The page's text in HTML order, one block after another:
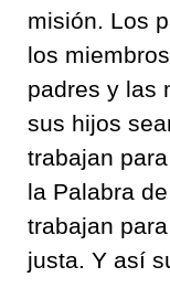
misión. Los
los
padres y las
sus hijos
trabajan
la Palabra
trabajan
justa. Y así